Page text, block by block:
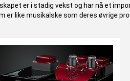
er i stadig vekst og har nå et
er like musikalske som deres øvrige